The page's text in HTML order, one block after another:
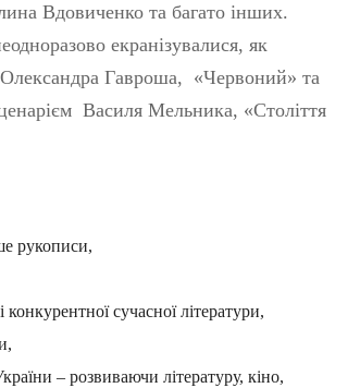
Вдовиченко та багато інших.
екранізувалися, як
Олександра Гавроша, «Червоний» та
Василя Мельника, «Століття
рукописи,
сучасної літератури,
– розвиваючи літературу, кіно,